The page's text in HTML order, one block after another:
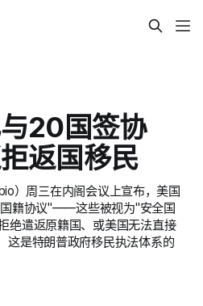
20国签协
返国移民
）周三在内阁会议上宣布，美国
籍协议"——这些被视为"安全国
绝遣返原籍国、或美国无法直接
这是特朗普政府移民执法体系的